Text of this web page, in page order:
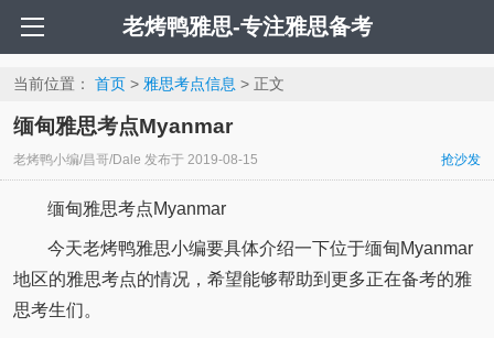
老烤鸭雅思-专注雅思备考
当前位置： 首页> 雅思考点信息 > 正文
缅甸雅思考点Myanmar
老烤鸭小编/昌哥/Dale 发布于 2019-08-15 抢沙发
缅甸雅思考点Myanmar
今天老烤鸭雅思小编要具体介绍一下位于缅甸Myanmar
地区的雅思考点的情况，希望能够帮助到更多正在备考的雅
思考生们。